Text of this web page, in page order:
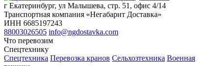
г Екатеринбург, ул Малышева, стр. 51, офис 4/14
Транспортная компания «Негабарит Доставка»
ИНН 6685197243
88003026505 info@ngdostavka.com
Что перевозим
Спецтехнику
Спецтехника Перевозка кранов Сельхозтехника Военная